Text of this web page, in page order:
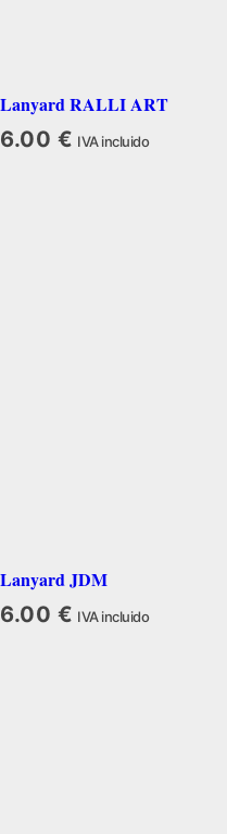
Lanyard RALLI ART
6.00 € IVA incluido
Lanyard JDM
6.00 € IVA incluido